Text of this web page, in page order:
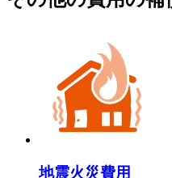
地震火災費用